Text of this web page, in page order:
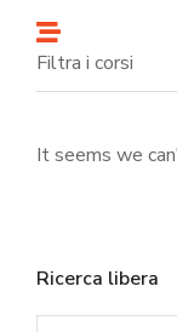
Filtra i corsi
It seems we
Ricerca libera